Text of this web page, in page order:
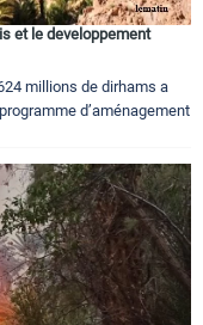
et le developpement
millions de dirhams a
d’aménagement